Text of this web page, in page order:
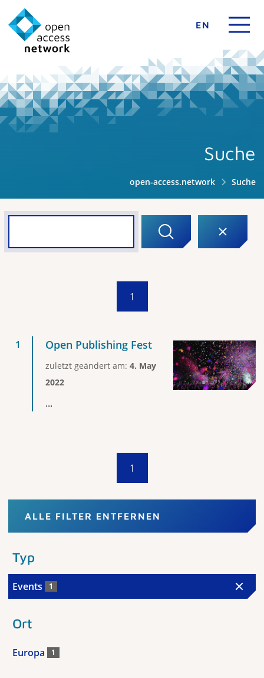
EN
Suche
open-access.network Suche
1
Open Publishing Fest
zuletzt geändert am: 4. May
2022
...
1
ALLE FILTER ENTFERNEN
Typ
Events 1
Ort
Europa 1